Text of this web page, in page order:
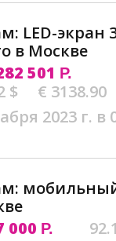
LED-экpан
в Москве
501 Р.
$
€ 3138.90
2023 г. в
000 Р.